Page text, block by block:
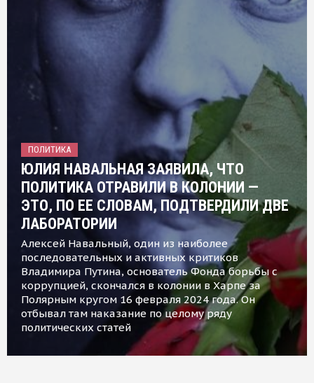
ПОЛИТИКА
ЮЛИЯ НАВАЛЬНАЯ ЗАЯВИЛА, ЧТО
ПОЛИТИКА ОТРАВИЛИ В КОЛОНИИ —
ЭТО, ПО ЕЕ СЛОВАМ, ПОДТВЕРДИЛИ ДВЕ
ЛАБОРАТОРИИ
Алексей Навальный, один из наиболее
последовательных и активных критиков
Владимира Путина, основатель Фонда борьбы с
коррупцией, скончался в колонии в Харпе за
Полярным кругом 16 февраля 2024 года. Он
отбывал там наказание по целому ряду
политических статей